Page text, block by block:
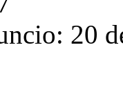
20